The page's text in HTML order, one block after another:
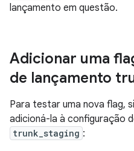
lançamento em questão.
Adicionar uma
de lançamento
Para testar uma nova flag,
adicioná-la à configuração
trunk_staging :